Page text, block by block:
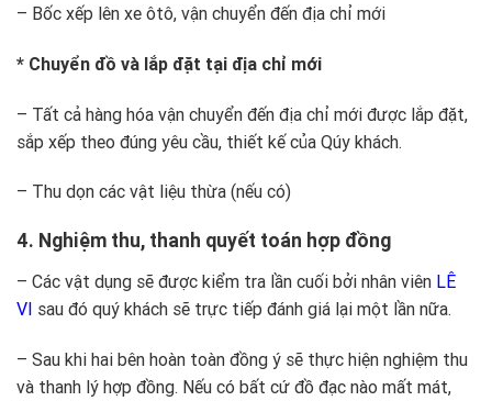
– Bốc xếp lên xe ôtô, vận chuyển đến địa chỉ mới
* Chuyển đồ và lắp đặt tại địa chỉ mới
– Tất cả hàng hóa vận chuyển đến địa chỉ mới được lắp đặt,
sắp xếp theo đúng yêu cầu, thiết kế của Qúy khách.
– Thu dọn các vật liệu thừa (nếu có)
4. Nghiệm thu, thanh quyết toán hợp đồng
– Các vật dụng sẽ được kiểm tra lần cuối bởi nhân viên LÊ
VI sau đó quý khách sẽ trực tiếp đánh giá lại một lần nữa.
– Sau khi hai bên hoàn toàn đồng ý sẽ thực hiện nghiệm thu
và thanh lý hợp đồng. Nếu có bất cứ đồ đạc nào mất mát,